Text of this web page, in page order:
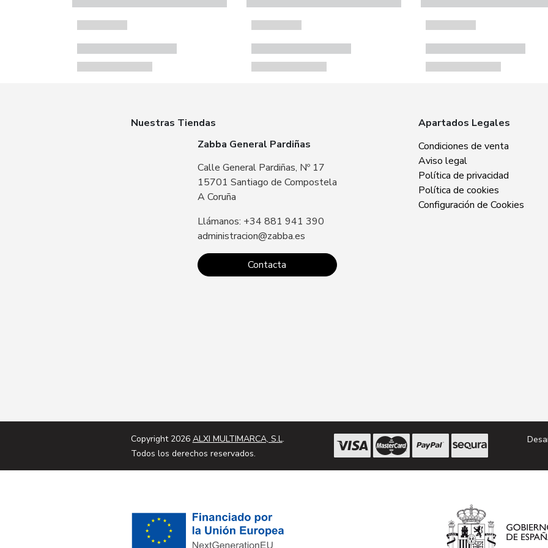
Nuestras Tiendas
Zabba General Pardiñas
Calle General Pardiñas, Nº 17
15701 Santiago de Compostela
A Coruña
Llámanos: +34 881 941 390
administracion@zabba.es
Contacta
Zabba Area
15707 Santiago
Sin especificar
Apartados Legales
Condiciones de venta
Aviso legal
Política de privacidad
Política de cookies
Configuración de Cookies
Copyright 2026 ALXI MULTIMARCA, S.L.
Todos los derechos reservados.